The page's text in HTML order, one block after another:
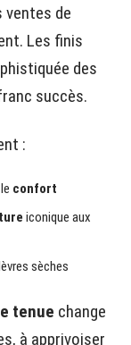
ventes de
Les finis
des
succès.
:
confort
iconique aux
sèches
tenue change
à apprivoiser